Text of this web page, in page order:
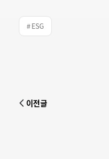
# ESG
이전글